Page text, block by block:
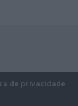
de privacidade